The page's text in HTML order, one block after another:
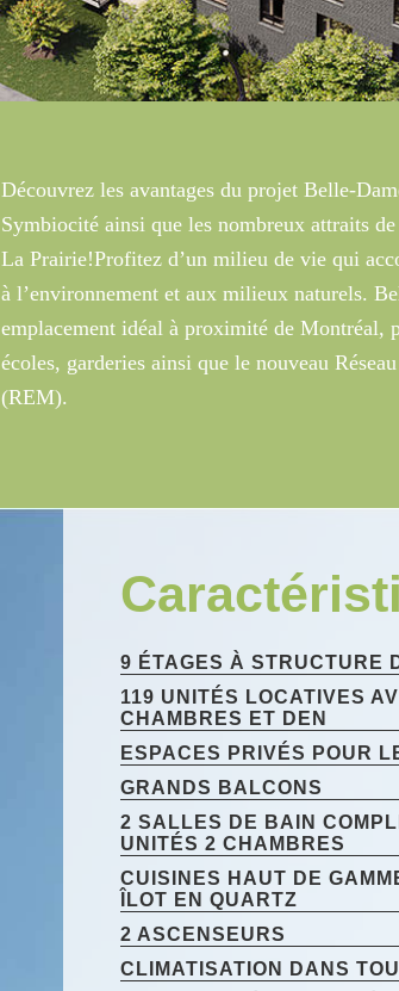
Découvrez les avantages du projet Belle-
Symbiocité ainsi que les nombreux attraits
La Prairie!Profitez d’un milieu de vie qui
à l’environnement et aux milieux naturels.
emplacement idéal à proximité de Montréal,
écoles, garderies ainsi que le nouveau
(REM).
9 ÉTAGES À STRUCTURE
119 UNITÉS LOCATIVES
CHAMBRES ET DEN
ESPACES PRIVÉS POUR
GRANDS BALCONS
2 SALLES DE BAIN
UNITÉS 2 CHAMBRES
CUISINES HAUT DE
ÎLOT EN QUARTZ
2 ASCENSEURS
CLIMATISATION DANS